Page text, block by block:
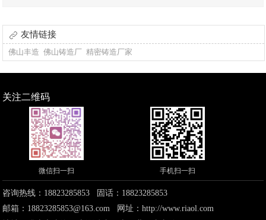
友情链接
佛山丰造 佛山铸造厂 精密铸造厂家
关注二维码
微信扫一扫 手机扫一扫
咨询热线：18823285853 固话：18823285853
邮箱：18823285853@163.com 网址：http://www.riaol.com